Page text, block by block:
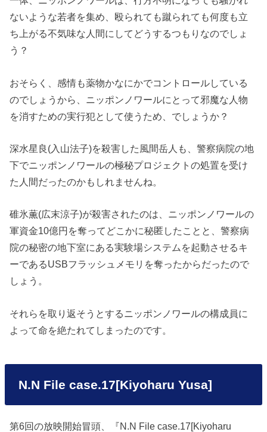
ないような若者を集め、殴られても蹴られても何度も立
ち上がる不気味な人間にしてどうするつもりなのでしょ
う？
おそらく、感情も薬物かなにかでコントロールしている
のでしょうから、ニッポンノワールにとって邪魔な人物
を消すための実行犯として使うため、でしょうか？
深水星良(入山法子)を殺害した風間岳人も、警察病院の地
下でニッポンノワールの極秘プロジェクトの処置を受け
た人間だったのかもしれませんね。
碓氷薫(広末涼子)が殺害されたのは、ニッポンノワールの
軍資金10億円を奪ってどこかに秘匿したことと、警察病
院の秘密の地下室にある実験場システムを起動させるキ
ーであるUSBフラッシュメモリを奪ったからだったので
しょう。
それらを取り返そうとするニッポンノワールの構成員に
よって命を絶たれてしまったのです。
N.N File case.17[Kiyoharu Yusa]
第6回の放映開始冒頭、『N.N File case.17[Kiyoharu